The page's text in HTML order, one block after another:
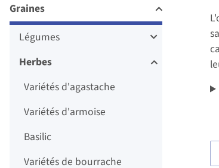
Graines
Légumes
Herbes
Variétés d'agastache
Variétés d'armoise
Basilic
Variétés de bourrache